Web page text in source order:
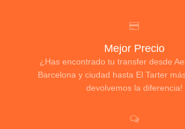
Mejor Precio
¿Has encontrado tu transfer desde
Barcelona y ciudad hasta El Tarter
devolvemos la diferencia!